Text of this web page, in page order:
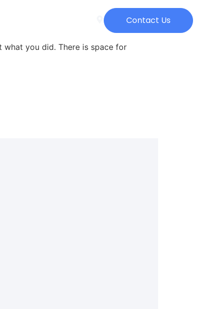
Contact Us
you did. There is space for